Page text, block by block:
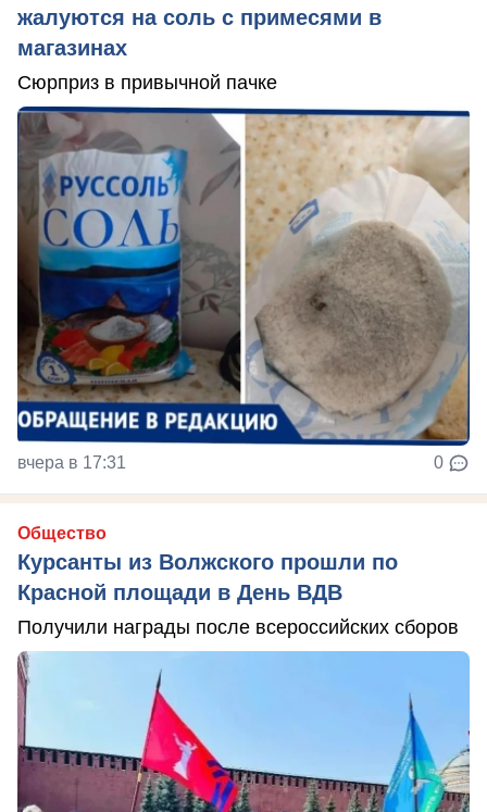
жалуются на соль с примесями в
магазинах
Сюрприз в привычной пачке
вчера в 17:31 0
Общество
Курсанты из Волжского прошли по
Красной площади в День ВДВ
Получили награды после всероссийских сборов